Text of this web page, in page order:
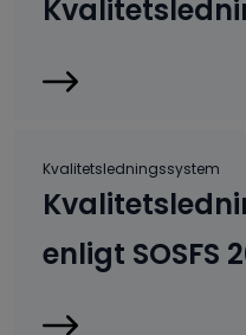
Kvalitetsledningssystem
enligt SOSFS